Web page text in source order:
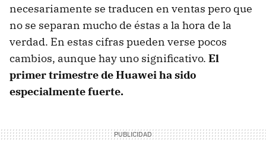
necesariamente se traducen en ventas pero que
no se separan mucho de éstas a la hora de la
verdad. En estas cifras pueden verse pocos
cambios, aunque hay uno significativo. El
primer trimestre de Huawei ha sido
especialmente fuerte.